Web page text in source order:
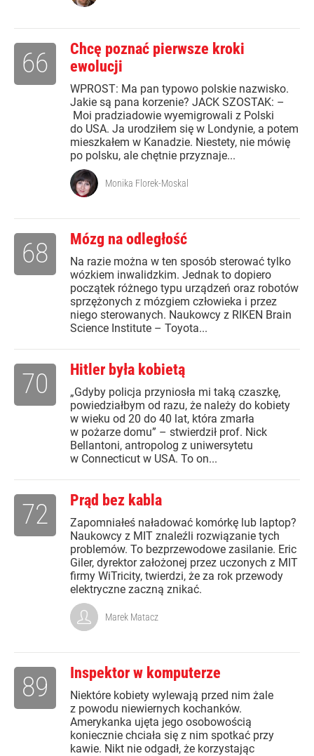
Chcę poznać pierwsze kroki
ewolucji
WPROST: Ma pan typowo polskie nazwisko.
Jakie są pana korzenie? JACK SZOSTAK: –
Moi pradziadowie wyemigrowali z Polski
do USA. Ja urodziłem się w Londynie, a potem
mieszkałem w Kanadzie. Niestety, nie mówię
po polsku, ale chętnie przyznaje...
66
Monika Florek-Moskal
Mózg na odległość
Na razie można w ten sposób sterować tylko
wózkiem inwalidzkim. Jednak to dopiero
początek różnego typu urządzeń oraz robotów
sprzężonych z mózgiem człowieka i przez
niego sterowanych. Naukowcy z RIKEN Brain
Science Institute – Toyota...
68
Hitler była kobietą
„Gdyby policja przyniosła mi taką czaszkę,
powiedziałbym od razu, że należy do kobiety
w wieku od 20 do 40 lat, która zmarła
w pożarze domu” – stwierdził prof. Nick
Bellantoni, antropolog z uniwersytetu
w Connecticut w USA. To on...
70
Prąd bez kabla
Zapomniałeś naładować komórkę lub laptop?
Naukowcy z MIT znaleźli rozwiązanie tych
problemów. To bezprzewodowe zasilanie. Eric
Giler, dyrektor założonej przez uczonych z MIT
firmy WiTricity, twierdzi, że za rok przewody
elektryczne zaczną znikać.
72
Marek Matacz
Inspektor w komputerze
Niektóre kobiety wylewają przed nim żale
z powodu niewiernych kochanków.
Amerykanka ujęta jego osobowością
koniecznie chciała się z nim spotkać przy
kawie. Nikt nie odgadł, że korzystając
89